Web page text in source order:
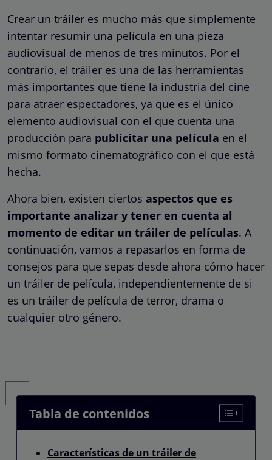
Crear un tráiler es mucho más que simplemente
intentar resumir una película en una pieza
audiovisual de menos de tres minutos. Por el
contrario, el tráiler es una de las herramientas
más importantes que tiene la industria del cine
para atraer espectadores, ya que es el único
elemento audiovisual con el que cuenta una
producción para publicitar una película en el
mismo formato cinematográfico con el que está
hecha.
Ahora bien, existen ciertos aspectos que es
importante analizar y tener en cuenta al
momento de editar un tráiler de películas. A
continuación, vamos a repasarlos en forma de
consejos para que sepas desde ahora cómo hacer
un tráiler de película, independientemente de si
es un tráiler de película de terror, drama o
cualquier otro género.
Tabla de contenidos
Características de un tráiler de